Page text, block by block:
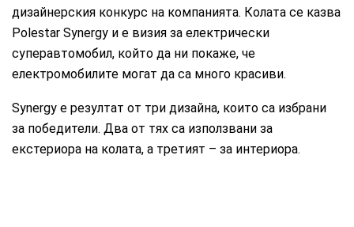
дизайнерския конкурс на компанията. Колата се казва
Polestar Synergy и е визия за електрически
суперавтомобил, който да ни покаже, че
електромобилите могат да са много красиви.
Synergy е резултат от три дизайна, които са избрани
за победители. Два от тях са използвани за
екстериора на колата, а третият – за интериора.